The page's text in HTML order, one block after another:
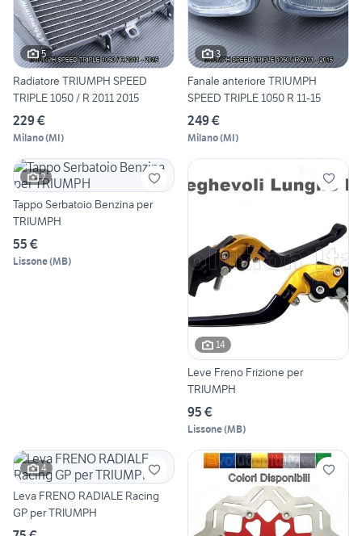
5
Radiatore TRIUMPH SPEED
TRIPLE 1050 / R 2011 2015
229 €
Milano(MI)
3
Fanale anteriore TRIUMPH
SPEED TRIPLE 1050 R 11-15
249 €
Milano(MI)
7
Tappo Serbatoio Benzina per
TRIUMPH
55 €
Lissone(MB)
14
Leve Freno Frizione per
TRIUMPH
95 €
Lissone(MB)
4
Leva FRENO RADIALE Racing
GP per TRIUMPH